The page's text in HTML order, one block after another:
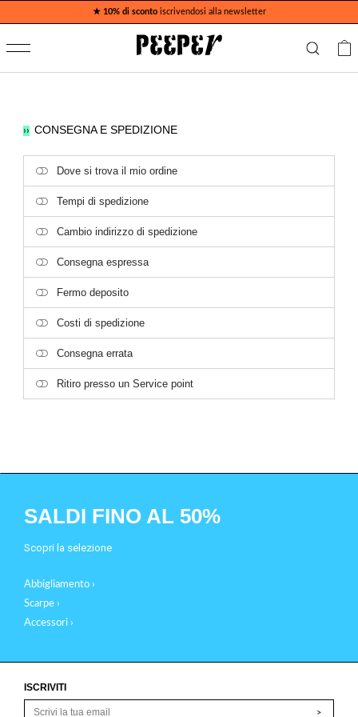
★ 10% di scontoiscrivendosi alla newsletter
›› CONSEGNA E SPEDIZIONE
Dove si trova il mio ordine
Tempi di spedizione
Cambio indirizzo di spedizione
Consegna espressa
Fermo deposito
Costi di spedizione
Consegna errata
Ritiro presso un Service point
SALDI FINO AL 50%
Scopri la selezione
Abbigliamento ›
Scarpe ›
Accessori ›
ISCRIVITI
>